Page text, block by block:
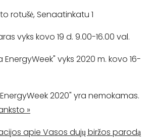
rotušė, Senaatinkatu 1
vyks kovo 19 d. 9.00-16.00 val.
vyks 2020 m. kovo 16-
2020" yra nemokamas.
»
apie Vasos dujų biržos parodą